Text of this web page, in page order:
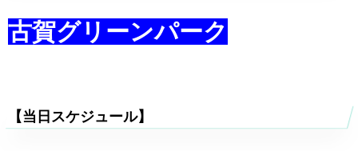
古賀グリーンパーク
【当日スケジュール】